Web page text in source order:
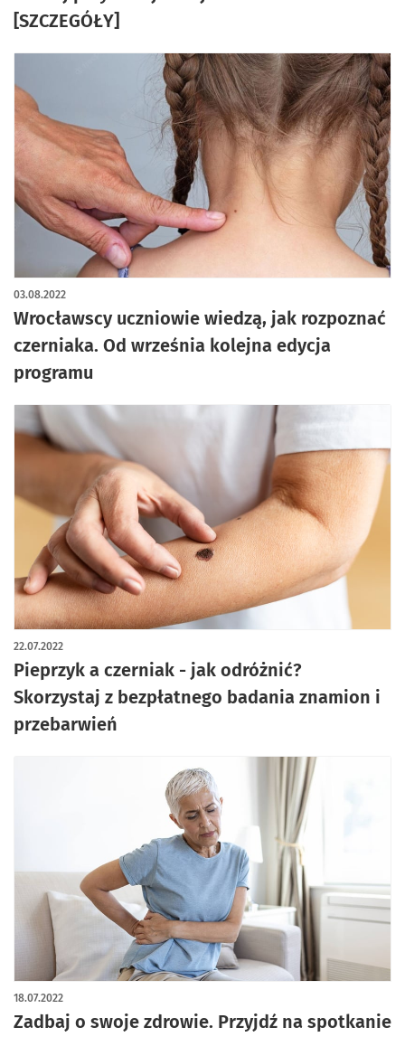
[SZCZEGÓŁY]
Wrocławscy uczniowie wiedzą, jak rozpoznać
czerniaka. Od września kolejna edycja
programu
03.08.2022
Pieprzyk a czerniak - jak odróżnić?
Skorzystaj z bezpłatnego badania znamion i
przebarwień
22.07.2022
Zadbaj o swoje zdrowie. Przyjdź na spotkanie
18.07.2022